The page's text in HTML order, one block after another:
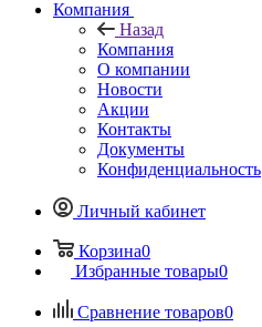
Компания
Назад
Компания
О компании
Новости
Акции
Контакты
Документы
Конфиденциальность
Личный кабинет
Корзина0
Избранные товары0
Сравнение товаров0